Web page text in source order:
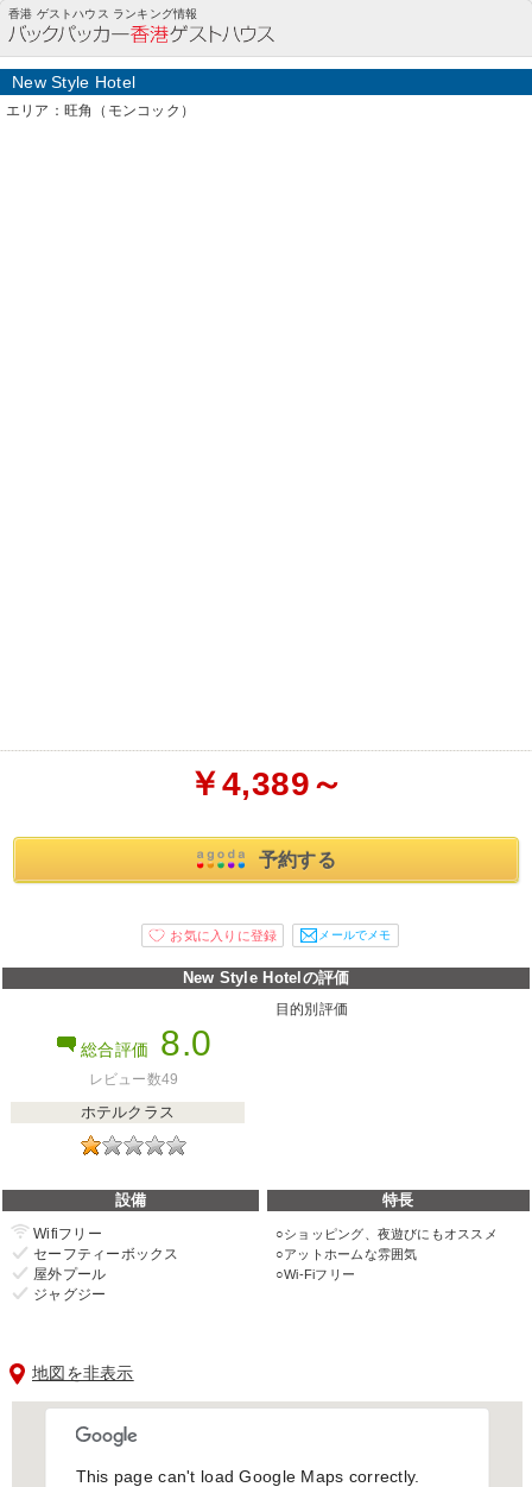
New Style Hotel(旺角（モンコック）)の詳細情報
香港 ゲストハウス ランキング情報
New Style Hotel
エリア：旺角（モンコック）
￥4,389～
予約する
メールでメモ
New Style Hotelの評価
総合評価 8.0
レビュー数49
ホテルクラス
目的別評価
設備 特長
Wifiフリー
セーフティーボックス
屋外プール
ジャグジー
ショッピング、夜遊びにもオススメ
アットホームな雰囲気
Wi-Fiフリー
地図を非表示
This page can't load Google Maps correctly.